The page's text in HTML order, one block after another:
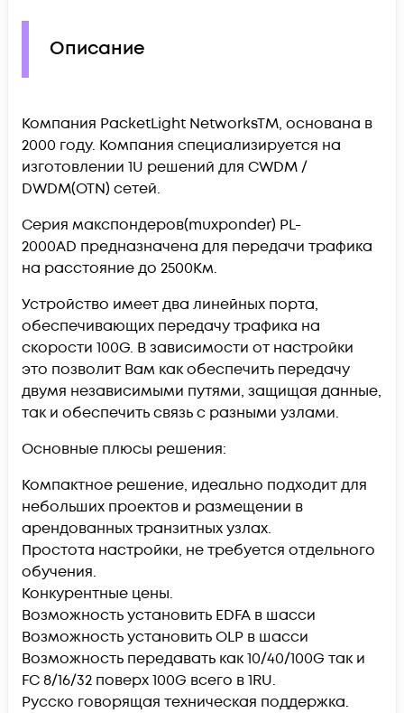
Описание
Компания PacketLight NetworksTM, основана в
2000 году. Компания специализируется на
изготовлении 1U решений для CWDM /
DWDM(OTN) сетей.
Серия макспондеров(muxponder) PL-
2000AD предназначена для передачи трафика
на расстояние до 2500Км.
Устройство имеет два линейных порта,
обеспечивающих передачу трафика на
скорости 100G. В зависимости от настройки
это позволит Вам как обеспечить передачу
двумя независимыми путями, защищая данные,
так и обеспечить связь с разными узлами.
Основные плюсы решения:
Компактное решение, идеально подходит для
небольших проектов и размещении в
арендованных транзитных узлах.
Простота настройки, не требуется отдельного
обучения.
Конкурентные цены.
Возможность установить EDFA в шасси
Возможность установить OLP в шасси
Возможность передавать как 10/40/100G так и
FC 8/16/32 поверх 100G всего в 1RU.
Русско говорящая техническая поддержка.